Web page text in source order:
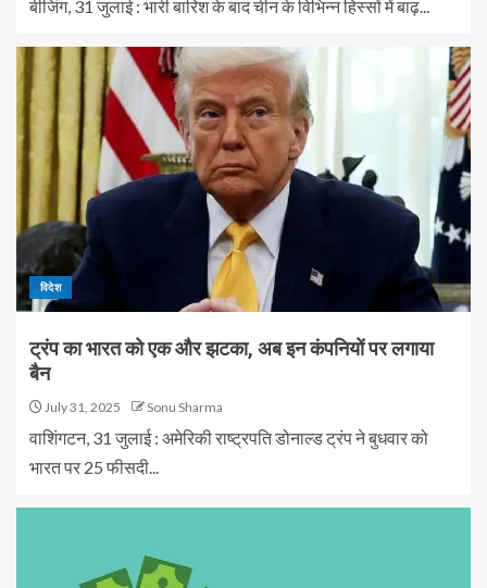
बीजिंग, 31 जुलाई : भारी बारिश के बाद चीन के विभिन्न हिस्सों में बाढ़...
विदेश
ट्रंप का भारत को एक और झटका, अब इन कंपनियों पर लगाया
बैन
July 31, 2025 Sonu Sharma
वाशिंगटन, 31 जुलाई : अमेरिकी राष्ट्रपति डोनाल्ड ट्रंप ने बुधवार को
भारत पर 25 फीसदी...